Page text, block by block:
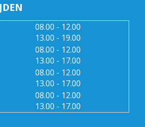
08.00 tot
- 12.00
13.00 tot
- 19.00
08.00 tot
- 12.00
13.00 tot
- 17.00
08.00 tot
- 12.00
13.00 tot
- 17.00
08.00 tot
- 12.00
13.00 tot
- 17.00